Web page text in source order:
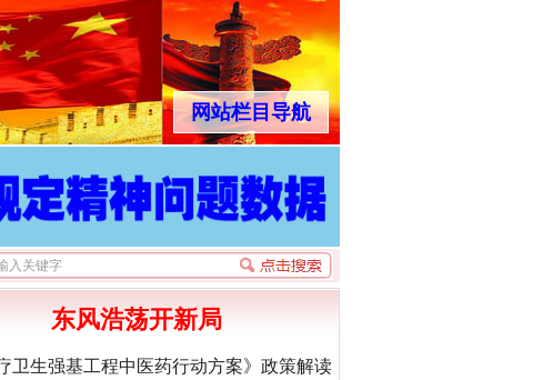
网站栏目导航
东风浩荡开新局
卫生强基工程中医药行动方案》政策解读